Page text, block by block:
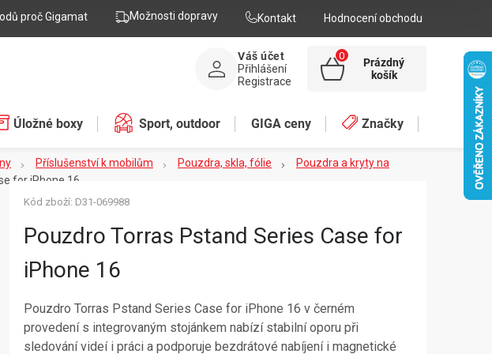
proč Gigamat Možnosti dopravy Kontakt Hodnocení obchodu
Váš účet
Přihlášení
Registrace
NÁKUPNÍ
Prázdný
košík
Úložné boxy Sport, outdoor GIGA ceny Značky
Příslušenství k mobilům Pouzdra, skla, fólie
Pouzdra a kryty na
for iPhone 16
Pouzdro Torras Pstand Series Case for
iPhone 16
Pouzdro Torras Pstand Series Case for iPhone 16 v černém
provedení s integrovaným stojánkem nabízí stabilní oporu při
sledování videí i práci a podporuje bezdrátové nabíjení i magnetické
Kód zboží: D31-069988